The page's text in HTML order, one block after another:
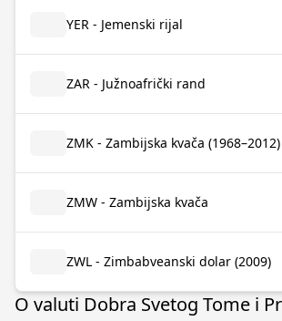
YER - Jemenski rijal
ZAR - Južnoafrički rand
ZMK - Zambijska kvača (1968–2012)
ZMW - Zambijska kvača
ZWL - Zimbabveanski dolar (2009)
O valuti Dobra Svetog Tome i